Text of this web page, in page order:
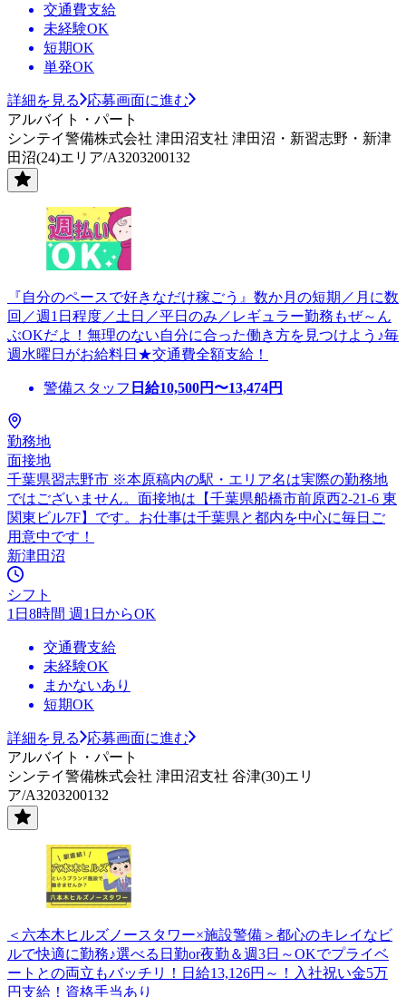
交通費支給
未経験OK
短期OK
単発OK
詳細を見る
応募画面に進む
アルバイト・パート
シンテイ警備株式会社 津田沼支社 津田沼・新習志野・新津
田沼(24)エリア/A3203200132
『自分のペースで好きなだけ稼ごう』数か月の短期／月に数
回／週1日程度／土日／平日のみ／レギュラー勤務もぜ～ん
ぶOKだよ！無理のない自分に合った働き方を見つけよう♪毎
週水曜日がお給料日★交通費全額支給！
警備スタッフ 日給10,500円〜13,474円
勤務地
面接地
千葉県習志野市 ※本原稿内の駅・エリア名は実際の勤務地
ではございません。面接地は【千葉県船橋市前原西2-21-6 東
関東ビル7F】です。お仕事は千葉県と都内を中心に毎日ご
用意中です！
新津田沼
シフト
1日8時間 週1日からOK
交通費支給
未経験OK
まかないあり
短期OK
詳細を見る
応募画面に進む
アルバイト・パート
シンテイ警備株式会社 津田沼支社 谷津(30)エリ
ア/A3203200132
＜六本木ヒルズノースタワー×施設警備＞都心のキレイなビ
ルで快適に勤務♪選べる日勤or夜勤＆週3日～OKでプライベ
ートとの両立もバッチリ！日給13,126円～！入社祝い金5万
円支給！資格手当あり